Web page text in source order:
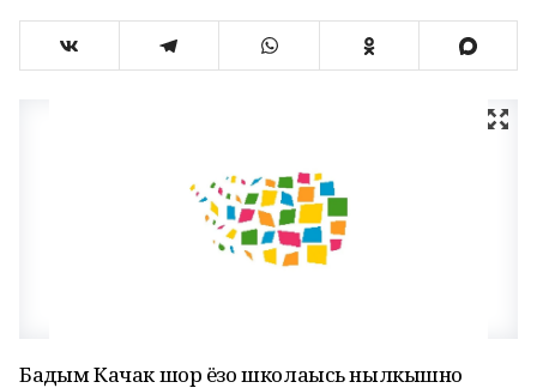
Бадӟым Качак шор ёзо школаысь нылкышно